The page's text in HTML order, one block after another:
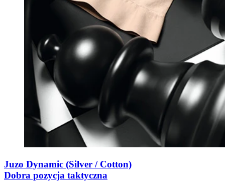
Juzo Dynamic (Silver / Cotton)
Dobra pozycja taktyczna